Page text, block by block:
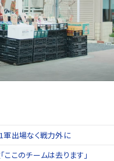
軍出場なく戦力外に
このチームは去ります」